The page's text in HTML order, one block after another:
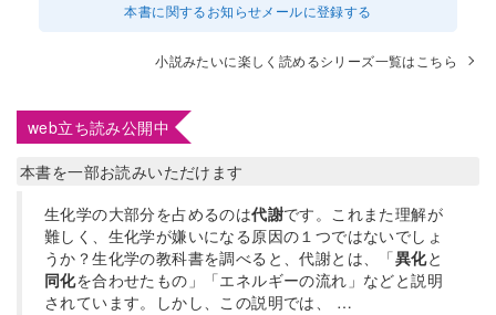
本書に関するお知らせメールに登録する
小説みたいに楽しく読めるシリーズ一覧はこちら
web立ち読み公開中
本書を一部お読みいただけます
生化学の大部分を占めるのは代謝です。これまた理解が
難しく、生化学が嫌いになる原因の１つではないでしょ
うか？生化学の教科書を調べると、代謝とは、「異化と
同化を合わせたもの」「エネルギーの流れ」などと説明
されています。しかし、この説明では、 …